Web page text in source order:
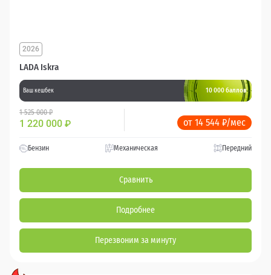
LADA Iskra
2026
Ваш кешбек 10 000 баллов
1 525 000 ₽
1 220 000 ₽ от 14 544 ₽/мес
Бензин Механическая Передний
Сравнить
Подробнее
Перезвоним за минуту